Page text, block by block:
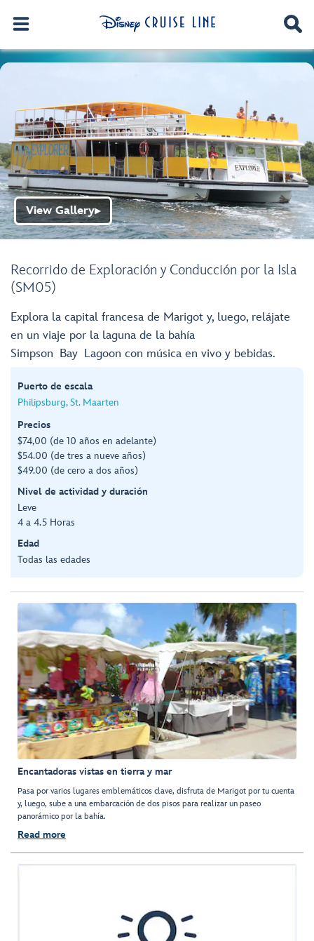
Recorrido de Exploración y Conducción por la Isla
(SM05)
View Gallery▶
Explora la capital francesa de Marigot y, luego, relájate
en un viaje por la laguna de la bahía
Simpson Bay Lagoon con música en vivo y bebidas.
Puerto de escala
Philipsburg, St. Maarten
Precios
$74,00 (de 10 años en adelante)
$54.00 (de tres a nueve años)
$49.00 (de cero a dos años)
Nivel de actividad y duración
Leve
4 a 4.5 Horas
Edad
Todas las edades
Encantadoras vistas en tierra y mar
Pasa por varios lugares emblemáticos clave, disfruta de Marigot por tu cuenta
y, luego, sube a una embarcación de dos pisos para realizar un paseo
panorámico por la bahía.
Read more